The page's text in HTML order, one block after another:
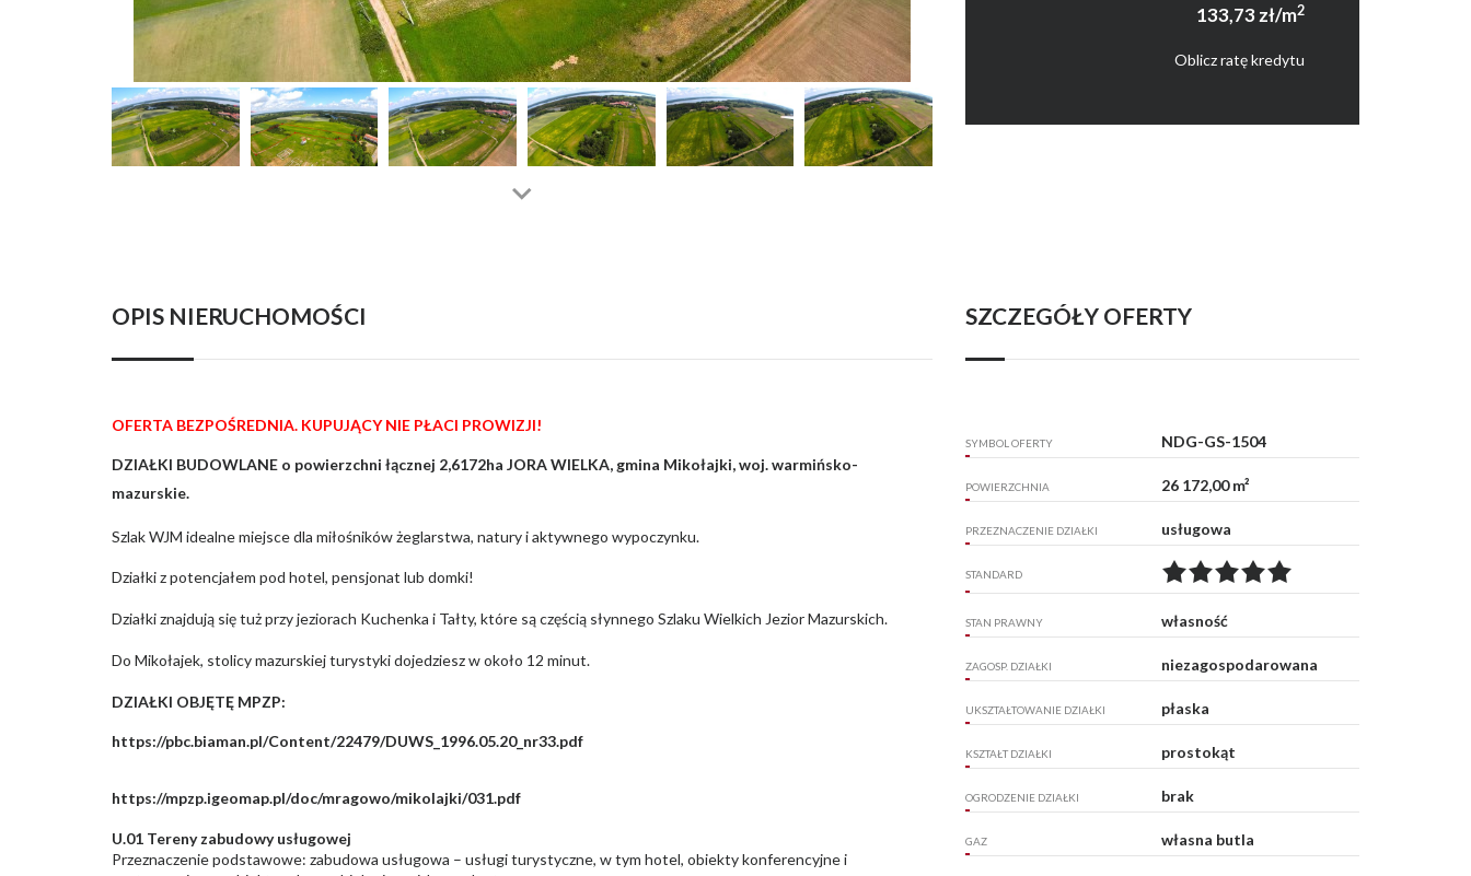
133,73 zł/m2
Oblicz ratę kredytu
OPIS NIERUCHOMOŚCI
OFERTA BEZPOŚREDNIA. KUPUJĄCY NIE PŁACI PROWIZJI!
DZIAŁKI BUDOWLANE o powierzchni łącznej 2,6172ha JORA WIELKA, gmina Mikołajki, woj. warmińsko-
mazurskie.
Szlak WJM idealne miejsce dla miłośników żeglarstwa, natury i aktywnego wypoczynku.
Działki z potencjałem pod hotel, pensjonat lub domki!
Działki znajdują się tuż przy jeziorach Kuchenka i Tałty, które są częścią słynnego Szlaku Wielkich Jezior Mazurskich.
Do Mikołajek, stolicy mazurskiej turystyki dojedziesz w około 12 minut.
DZIAŁKI OBJĘTĘ MPZP:
https://pbc.biaman.pl/Content/22479/DUWS_1996.05.20_nr33.pdf
https://mpzp.igeomap.pl/doc/mragowo/mikolajki/031.pdf
U.01 Tereny zabudowy usługowej
Przeznaczenie podstawowe: zabudowa usługowa – usługi turystyczne, w tym hotel, obiekty konferencyjne i
SZCZEGÓŁY OFERTY
SYMBOL OFERTY NDG-GS-1504
POWIERZCHNIA 26 172,00 m²
PRZEZNACZENIE DZIAŁKI usługowa
STANDARD
STAN PRAWNY własność
ZAGOSP. DZIAŁKI niezagospodarowana
UKSZTAŁTOWANIE DZIAŁKI płaska
KSZTAŁT DZIAŁKI prostokąt
OGRODZENIE DZIAŁKI brak
GAZ własna butla